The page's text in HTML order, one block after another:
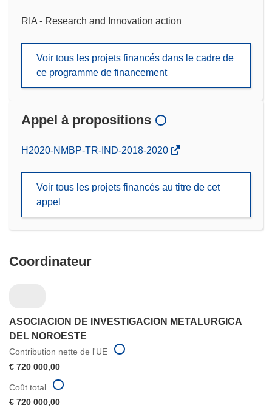
RIA - Research and Innovation action
Voir tous les projets financés dans le cadre de
ce programme de financement
Appel à propositions
(s’ouvre
nouvelle
fenêtre)
H2020-NMBP-TR-IND-2018-2020
Voir tous les projets financés au titre de cet
appel
Coordinateur
ASOCIACION DE INVESTIGACION METALURGICA
DEL NOROESTE
Contribution nette de l'UE
€ 720 000,00
Coût total
€ 720 000,00